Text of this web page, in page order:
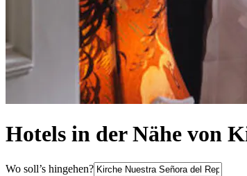
Hotels in der Nähe von
Wo soll’s hingehen?